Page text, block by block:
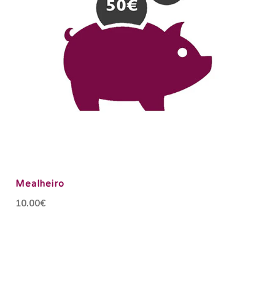
Mealheiro
10.00€